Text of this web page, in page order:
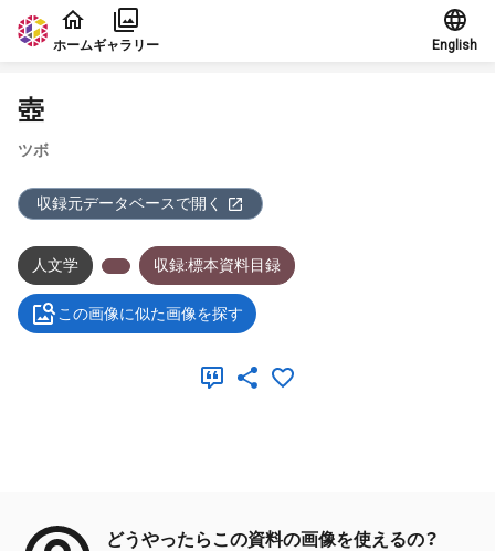
本文に飛ぶ
ホームギャラリー English
壺
ツボ
収録元データベースで開く
人文学 収録:標本資料目録
この画像に似た画像を探す
どうやったらこの資料の画像を使えるの？